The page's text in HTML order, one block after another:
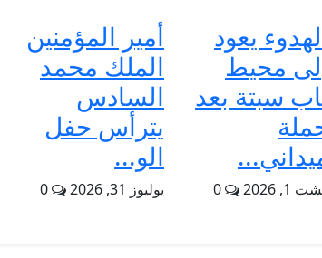
يعود
محيط
سبتة بعد
1, 2026
أمير المؤمنين
الملك محمد
السادس
يترأس حفل
الو...
يوليوز 31, 2026